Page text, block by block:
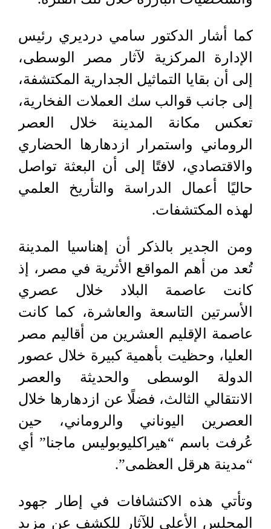
كما أشار الدكتور سامي درديري رئيس
الإدارة المركزية لآثار مصر الوسطى،
إلى أن بقايا التماثيل الجدارية المكتشفة،
إلى جانب قوالب سك العملات الفخارية،
تعكس مكانة المدينة خلال العصر
الروماني واستمرار ازدهارها الحضاري
والاقتصادي، لافتًا إلى أن البعثة تواصل
حاليًا أعمال الدراسة والتأريخ العلمي
لهذه المكتشفات.
ومن الجدير بالذكر أن إهناسيا المدينة
تُعد من أهم المواقع الأثرية في مصر، إذ
كانت عاصمة البلاد خلال عصري
الأسرتين التاسعة والعاشرة، كما كانت
عاصمة الإقليم العشرين من أقاليم مصر
العليا، وحظيت بأهمية كبيرة خلال عصور
الدولة الوسطى والحديثة والعصر
الانتقالي الثالث، فضلًا عن ازدهارها خلال
العصرين اليوناني والروماني، حين
عُرفت باسم “هيراكليوبوليس ماجنا” أي
“مدينة هرقل العظمى”.
وتأتي هذه الاكتشافات في إطار جهود
المجلس الأعلى للآثار للكشف عن مزيد